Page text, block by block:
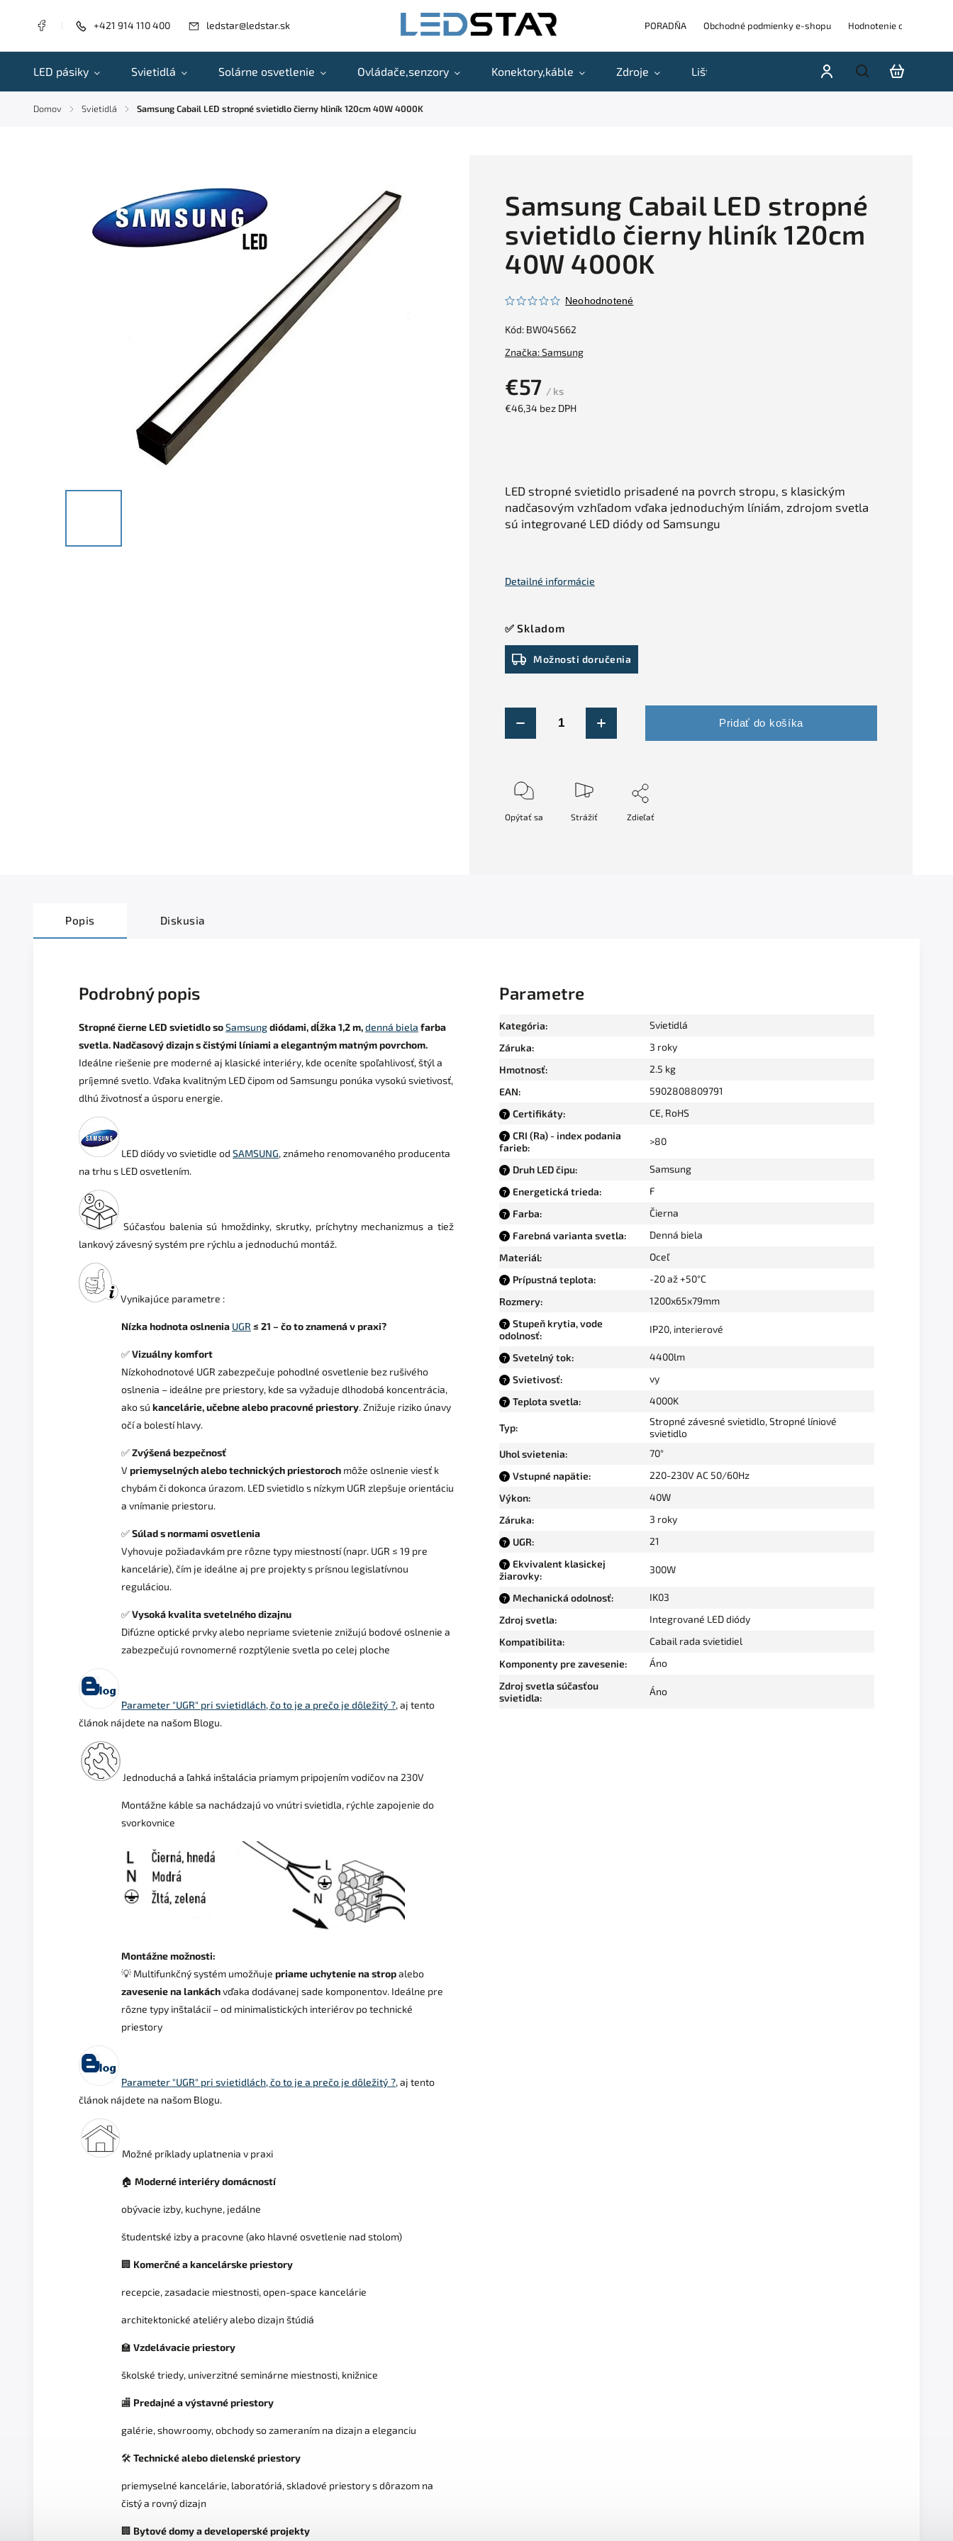
+421 914 110 400 ledstar@ledstar.sk PORADŇA Obchodné podmienky e-shopu Hodnotenie obchodu
LED pásiky Svietidlá Solárne osvetlenie Ovládače,senzory Konektory,káble Zdroje Lišty Akcie a výpredaje Blog
Domov / Svietidlá / Samsung Cabail LED stropné svietidlo čierny hliník 120cm 40W 4000K
Samsung Cabail LED stropné
svietidlo čierny hliník 120cm
40W 4000K
Neohodnotené
Kód: BW045662
Značka:Samsung
€57 / ks
€46,34 bez DPH
✅ Skladom
Možnosti doručenia
Pridať do košíka
LED stropné svietidlo prisadené na povrch stropu, s klasickým
nadčasovým vzhľadom vďaka jednoduchým líniám, zdrojom svetla
sú integrované LED diódy od Samsungu
Detailné informácie
Opýtať sa Strážiť Zdieľať
Popis Diskusia
Podrobný popis
Stropné čierne LED svietidlo soSamsungdiódami, dĺžka 1,2 m,denná biela farba
svetla. Nadčasový dizajn s čistými líniami a elegantným matným povrchom.
Ideálne riešenie pre moderné aj klasické interiéry, kde oceníte spoľahlivosť, štýl a
príjemné svetlo. Vďaka kvalitným LED čipom od Samsungu ponúka vysokú svietivosť,
dlhú životnosť a úsporu energie.
LED diódy vo svietidle od SAMSUNG, známeho renomovaného producenta
na trhu s LED osvetlením.
Súčasťou balenia sú hmoždinky, skrutky, príchytny mechanizmus a tiež
lankový závesný systém pre rýchlu a jednoduchú montáž.
Vynikajúce parametre :
Nízka hodnota oslnenia UGR ≤ 21 – čo to znamená v praxi?
✅Vizuálny komfort
Nízkohodnotové UGR zabezpečuje pohodlné osvetlenie bez rušivého
oslnenia – ideálne pre priestory, kde sa vyžaduje dlhodobá koncentrácia,
ako sú kancelárie, učebne alebo pracovné priestory. Znižuje riziko únavy
očí a bolestí hlavy.
✅Zvýšená bezpečnosť
Vpriemyselných alebo technických priestoroch môže oslnenie viesť k
chybám či dokonca úrazom. LED svietidlo s nízkym UGR zlepšuje orientáciu
a vnímanie priestoru.
✅Súlad s normami osvetlenia
Vyhovuje požiadavkám pre rôzne typy miestností (napr. UGR ≤ 19 pre
kancelárie), čím je ideálne aj pre projekty s prísnou legislatívnou
reguláciou.
✅Vysoká kvalita svetelného dizajnu
Difúzne optické prvky alebo nepriame svietenie znižujú bodové oslnenie a
zabezpečujú rovnomerné rozptýlenie svetla po celej ploche
Parameter "UGR" pri svietidlách, čo to je a prečo je dôležitý ?, aj tento
článok nájdete na našom Blogu.
Jednoduchá a ľahká inštalácia priamym pripojením vodičov na 230V
Montážne káble sa nachádzajú vo vnútri svietidla, rýchle zapojenie do
svorkovnice
Montážne možnosti:
💡 Multifunkčný systém umožňuje priame uchytenie na stropalebo
zavesenie na lankáchvďaka dodávanej sade komponentov. Ideálne pre
rôzne typy inštalácií – od minimalistických interiérov po technické
priestory
Parameter "UGR" pri svietidlách, čo to je a prečo je dôležitý ?, aj tento
článok nájdete na našom Blogu.
Možné príklady uplatnenia v praxi
🏠 Moderné interiéry domácností
obývacie izby, kuchyne, jedálne
študentské izby a pracovne (ako hlavné osvetlenie nad stolom)
🏢 Komerčné a kancelárske priestory
recepcie, zasadacie miestnosti, open-space kancelárie
architektonické ateliéry alebo dizajn štúdiá
🏫 Vzdelávacie priestory
školské triedy, univerzitné seminárne miestnosti, knižnice
🏬 Predajné a výstavné priestory
galérie, showroomy, obchody so zameraním na dizajn a eleganciu
🛠️ Technické alebo dielenské priestory
priemyselné kancelárie, laboratóriá, skladové priestory s dôrazom na
čistý a rovný dizajn
🏢 Bytové domy a developerské projekty
Parametre
Kategória:
Svietidlá
Záruka:
3 roky
Hmotnosť:
2.5 kg
EAN: 5902808809791
? Certifikáty: CE, RoHS
?
CRI (Ra) - index podania
farieb:
>80
? Druh LED čipu: Samsung
? Energetická trieda: F
? Farba: Čierna
? Farebná varianta svetla:
Denná biela
Materiál: Oceľ
? Prípustná teplota:
-20 až +50°C
Rozmery: 1200x65x79mm
?
Stupeň krytia, vode
odolnosť:
IP20, interierové
? Svetelný tok: 4400lm
? Svietivosť: vy
? Teplota svetla: 4000K
Typ:
Stropné závesné svietidlo,Stropné líniové
svietidlo
Uhol svietenia: 70°
? Vstupné napätie:
220-230V AC 50/60Hz
Výkon:
40W
Záruka: 3 roky
? UGR: 21
?
Ekvivalent klasickej
žiarovky:
300W
? Mechanická odolnosť:
IK03
Zdroj svetla:
Integrované LED diódy
Kompatibilita:
Cabail rada svietidiel
Komponenty pre zavesenie:
Áno
Zdroj svetla súčasťou
svietidla:
Áno